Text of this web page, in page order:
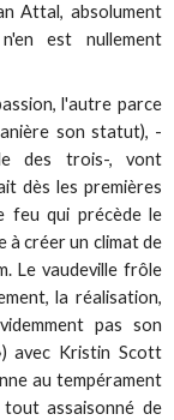
Attal, absolument
est nullement
l'autre parce
son statut), -
des trois-, vont
dès les premières
feu qui précède le
à créer un climat de
Le vaudeville frôle
la réalisation,
pas son
avec Kristin Scott
au tempérament
assaisonné de